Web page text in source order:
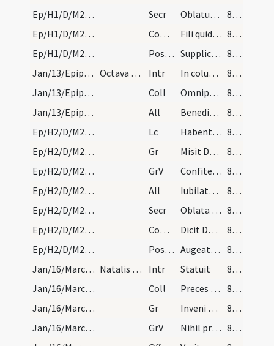
Ep/H1/D/M2/Mass Propers
Secr Oblatum tibi Domine sacrificium
88 (8v)
Ep/H1/D/M2/Mass Propers
Comm Fili quid fecisti
88 (8v)
Ep/H1/D/M2/Mass Propers
Postcomm Supplices te rogamus omnipotens Deus ut quos tuis reficis sacramentis
88 (8v)
Jan/13/Epiphania (Octava)/M2/Mass Propers
Octava Epiphaniae Intr In columbae specie Spiritus Sanctus
88 (8v)
Jan/13/Epiphania (Octava)/M2/Mass Propers
Coll Omnipotens sempiterne Deus fidelium splendor animarum qui hanc sollemnitatem electionis gentium ... appare claritatem.
88 (8v)
Jan/13/Epiphania (Octava)/M2/Mass Propers
All Benedictus qui venit in nomine Domini
88 (8v)
Ep/H2/D/M2/Mass Propers
Lc Habentes donationes secundum gratiam differentes
89 (9r)
Ep/H2/D/M2/Mass Propers
Gr Misit Dominus verbum suum
89 (9r)
Ep/H2/D/M2/Mass Propers
GrV Confiteantur Domino
89 (9r)
Ep/H2/D/M2/Mass Propers
All Iubilate Deo universa terra
89 (9r)
Ep/H2/D/M2/Mass Propers
Secr Oblata tibi Domine munera sanctifica
89 (9r)
Ep/H2/D/M2/Mass Propers
Comm Dicit Dominus implete hydrias aqua
89 (9r)
Ep/H2/D/M2/Mass Propers
Postcomm Augeatur in nobis quaesumus Domine tuae virtutis operatio
89 (9r)
Jan/16/Marcellus papa/M2/Mass Propers
Natalis sancti Marcelli martyris Intr Statuit
89 (9r)
Jan/16/Marcellus papa/M2/Mass Propers
Coll Preces populi tui quaesumus Domine clementer exaudi ... passione laetamur.
89 (9r)
Jan/16/Marcellus papa/M2/Mass Propers
Gr Inveni David
89 (9r)
Jan/16/Marcellus papa/M2/Mass Propers
GrV Nihil proficiet
89 (9r)